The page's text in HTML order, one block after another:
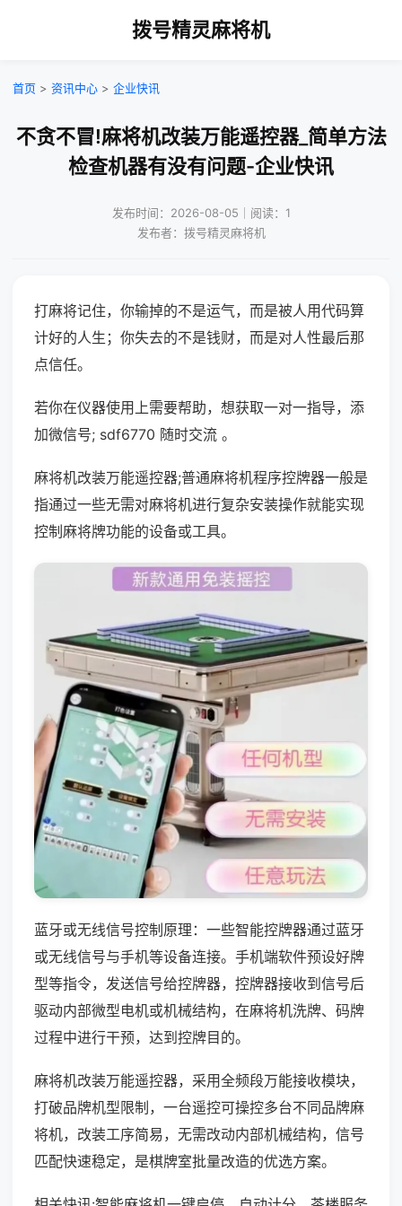
拨号精灵麻将机
首页 > 资讯中心 > 企业快讯
不贪不冒!麻将机改装万能遥控器_简单方法
检查机器有没有问题-企业快讯
发布时间：2026-08-05｜阅读：1
发布者：拨号精灵麻将机
打麻将记住，你输掉的不是运气，而是被人用代码算
计好的人生；你失去的不是钱财，而是对人性最后那
点信任。
若你在仪器使用上需要帮助，想获取一对一指导，添
加微信号; sdf6770 随时交流 。
麻将机改装万能遥控器;普通麻将机程序控牌器一般是
指通过一些无需对麻将机进行复杂安装操作就能实现
控制麻将牌功能的设备或工具。
蓝牙或无线信号控制原理：一些智能控牌器通过蓝牙
或无线信号与手机等设备连接。手机端软件预设好牌
型等指令，发送信号给控牌器，控牌器接收到信号后
驱动内部微型电机或机械结构，在麻将机洗牌、码牌
过程中进行干预，达到控牌目的。
麻将机改装万能遥控器，采用全频段万能接收模块，
打破品牌机型限制，一台遥控可操控多台不同品牌麻
将机，改装工序简易，无需改动内部机械结构，信号
匹配快速稳定，是棋牌室批量改造的优选方案。